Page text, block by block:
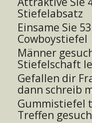
Stiefelabsatz
Einsame Sie
Cowboystiefel
Männer
Stiefelschaft
Gefallen dir
dann schreib
Gummistiefel
Treffen